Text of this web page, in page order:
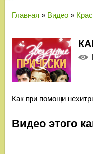
Главная » Видео »
Как при помощи
Видео этого